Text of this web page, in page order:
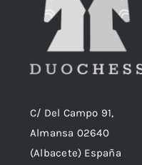
C/ Del Campo 91,
Almansa 02640
(Albacete) España